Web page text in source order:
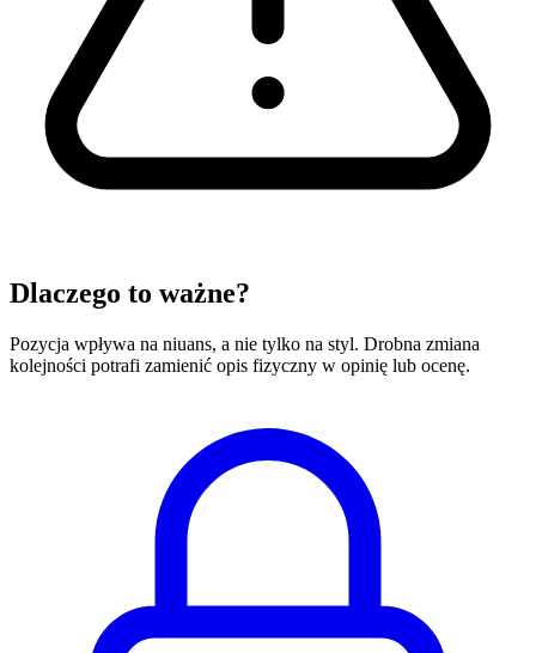
Dlaczego to ważne?
Pozycja wpływa na niuans, a nie tylko na styl. Drobna zmiana
kolejności potrafi zamienić opis fizyczny w opinię lub ocenę.